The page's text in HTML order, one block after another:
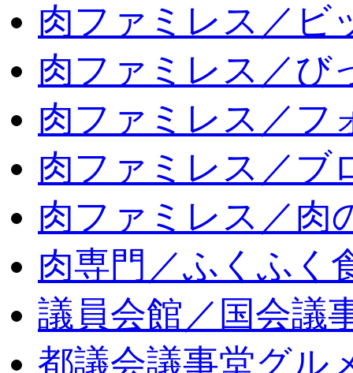
肉ファミレス／ビ
肉ファミレス／び
肉ファミレス／フ
肉ファミレス／ブ
肉ファミレス／肉
肉専門／ふくふく
議員会館／国会議
都議会議事堂グル